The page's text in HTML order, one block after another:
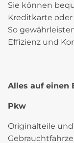
Sie können
Kreditkarte
So
Effizienz und
Alles auf einen
Pkw
Originalteile